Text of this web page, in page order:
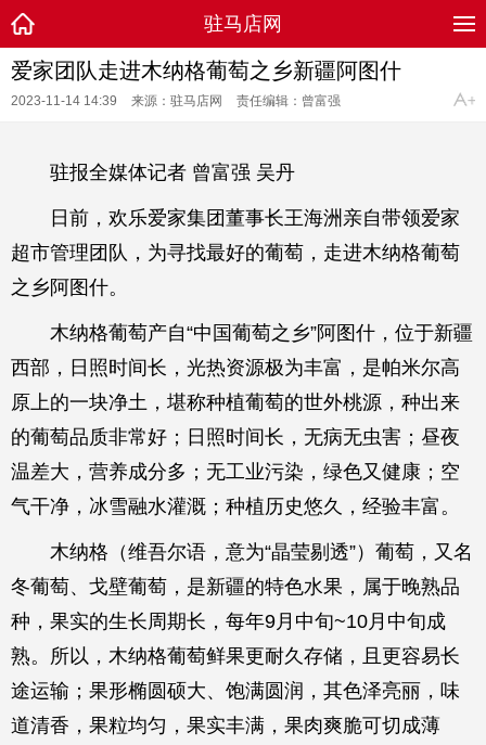
驻马店网
爱家团队走进木纳格葡萄之乡新疆阿图什
2023-11-14 14:39 来源：驻马店网 责任编辑：曾富强
驻报全媒体记者 曾富强 吴丹
日前，欢乐爱家集团董事长王海洲亲自带领爱家
超市管理团队，为寻找最好的葡萄，走进木纳格葡萄
之乡阿图什。
木纳格葡萄产自“中国葡萄之乡”阿图什，位于新疆
西部，日照时间长，光热资源极为丰富，是帕米尔高
原上的一块净土，堪称种植葡萄的世外桃源，种出来
的葡萄品质非常好；日照时间长，无病无虫害；昼夜
温差大，营养成分多；无工业污染，绿色又健康；空
气干净，冰雪融水灌溉；种植历史悠久，经验丰富。
木纳格（维吾尔语，意为“晶莹剔透”）葡萄，又名
冬葡萄、戈壁葡萄，是新疆的特色水果，属于晚熟品
种，果实的生长周期长，每年9月中旬~10月中旬成
熟。所以，木纳格葡萄鲜果更耐久存储，且更容易长
途运输；果形椭圆硕大、饱满圆润，其色泽亮丽，味
道清香，果粒均匀，果实丰满，果肉爽脆可切成薄